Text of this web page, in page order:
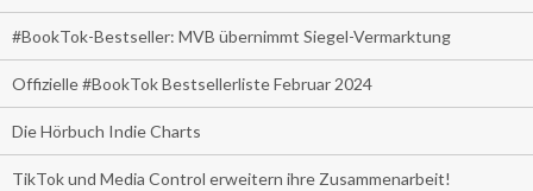
#BookTok-Bestseller: MVB übernimmt Siegel-Vermarktung
Offizielle #BookTok Bestsellerliste Februar 2024
Die Hörbuch Indie Charts
TikTok und Media Control erweitern ihre Zusammenarbeit!